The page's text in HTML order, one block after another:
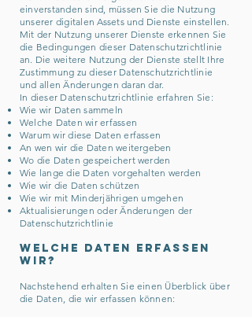
einverstanden sind, müssen Sie die Nutzung
unserer digitalen Assets und Dienste einstellen.
Mit der Nutzung unserer Dienste erkennen Sie
die Bedingungen dieser Datenschutzrichtlinie
an. Die weitere Nutzung der Dienste stellt Ihre
Zustimmung zu dieser Datenschutzrichtlinie
und allen Änderungen daran dar.
In dieser Datenschutzrichtlinie erfahren Sie:
Wie wir Daten sammeln
Welche Daten wir erfassen
Warum wir diese Daten erfassen
An wen wir die Daten weitergeben
Wo die Daten gespeichert werden
Wie lange die Daten vorgehalten werden
Wie wir die Daten schützen
Wie wir mit Minderjährigen umgehen
Aktualisierungen oder Änderungen der
Datenschutzrichtlinie
Welche Daten erfassen
wir?
Nachstehend erhalten Sie einen Überblick über
die Daten, die wir erfassen können: